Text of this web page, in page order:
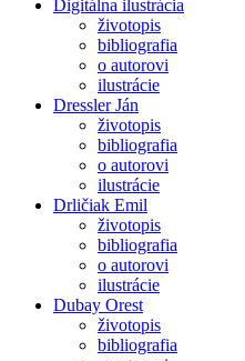
Digitálna ilustrácia
životopis
bibliografia
o autorovi
ilustrácie
Dressler Ján
životopis
bibliografia
o autorovi
ilustrácie
Drličiak Emil
životopis
bibliografia
o autorovi
ilustrácie
Dubay Orest
životopis
bibliografia